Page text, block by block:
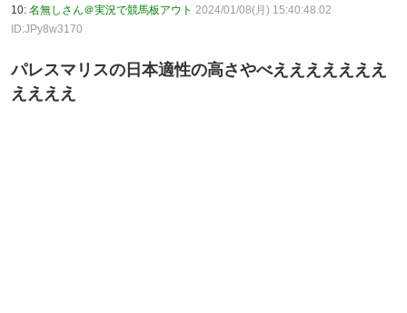
10: 名無しさん＠実況で競馬板アウト 2024/01/08(月) 15:40:48.02
ID:JPy8w3170
パレスマリスの日本適性の高さやべえええええええ
ええええ